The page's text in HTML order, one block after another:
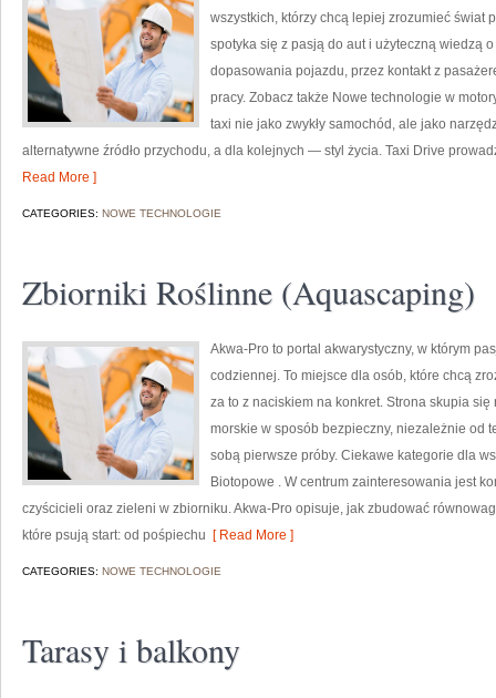
wszystkich, którzy chcą lepiej zrozumieć świat
spotyka się z pasją do aut i użyteczną wiedzą
dopasowania pojazdu, przez kontakt z
pracy. Zobacz także Nowe technologie w
taxi nie jako zwykły samochód, ale jako
alternatywne źródło przychodu, a dla kolejnych — styl życia. Taxi Drive
Read More ]
CATEGORIES: NOWE TECHNOLOGIE
Zbiorniki Roślinne (Aquascaping)
Akwa-Pro to portal akwarystyczny, w którym
codziennej. To miejsce dla osób, które chcą
za to z naciskiem na konkret. Strona skupia
morskie w sposób bezpieczny, niezależnie od
sobą pierwsze próby. Ciekawe kategorie dla
Biotopowe . W centrum zainteresowania jest
czyścicieli oraz zieleni w zbiorniku. Akwa-Pro opisuje, jak zbudować
które psują start: od pośpiechu [ Read More ]
CATEGORIES: NOWE TECHNOLOGIE
Tarasy i balkony